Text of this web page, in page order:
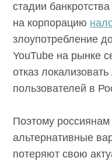
стадии
на корпорацию
злоупотребление
YouTube на рынке
отказ
пользователей в
Поэтому
альтернативные
потеряют свою